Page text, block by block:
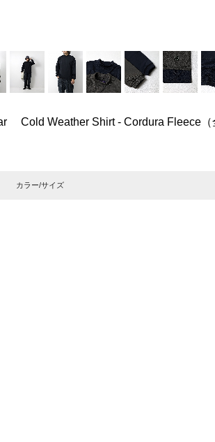
Cold Weather Shirt - Cordura Fleece（
カラー/サイズ